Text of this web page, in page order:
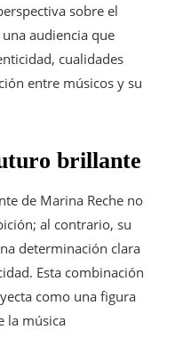
sobre el
audiencia que
cualidades
entre músicos y su
brillante
de Marina Reche no
al contrario, su
determinación clara
Esta combinación
como una figura
la música